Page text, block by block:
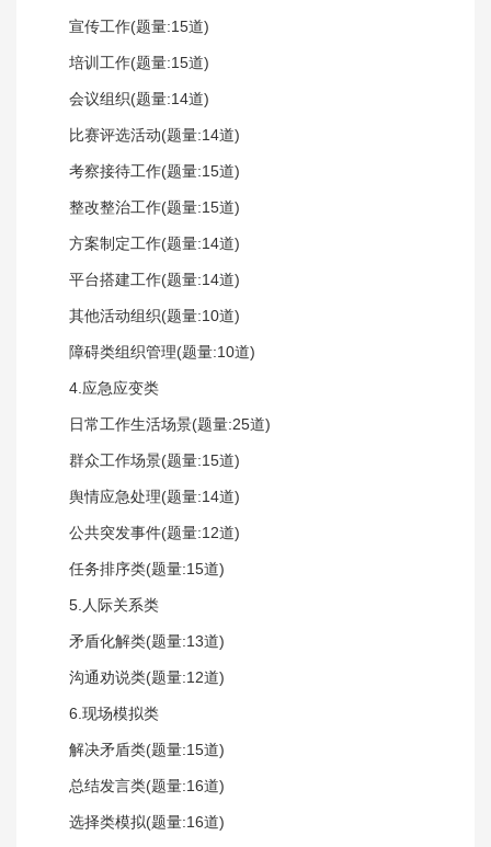
宣传工作(题量:15道)
培训工作(题量:15道)
会议组织(题量:14道)
比赛评选活动(题量:14道)
考察接待工作(题量:15道)
整改整治工作(题量:15道)
方案制定工作(题量:14道)
平台搭建工作(题量:14道)
其他活动组织(题量:10道)
障碍类组织管理(题量:10道)
4.应急应变类
日常工作生活场景(题量:25道)
群众工作场景(题量:15道)
舆情应急处理(题量:14道)
公共突发事件(题量:12道)
任务排序类(题量:15道)
5.人际关系类
矛盾化解类(题量:13道)
沟通劝说类(题量:12道)
6.现场模拟类
解决矛盾类(题量:15道)
总结发言类(题量:16道)
选择类模拟(题量:16道)